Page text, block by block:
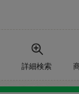
詳細検索